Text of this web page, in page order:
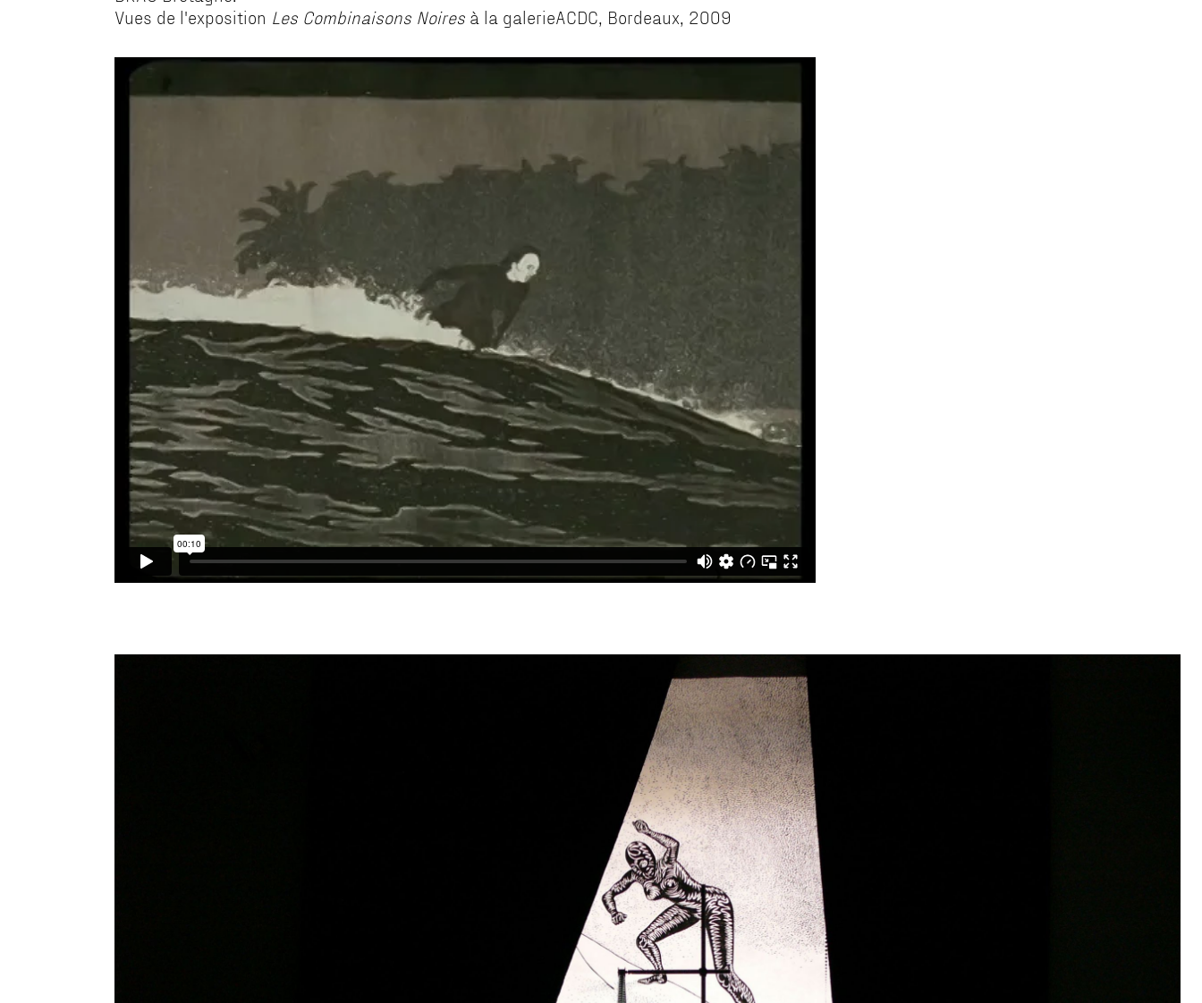
Vues de l'exposition Les Combinaisons Noires à la galerieACDC, Bordeaux, 2009